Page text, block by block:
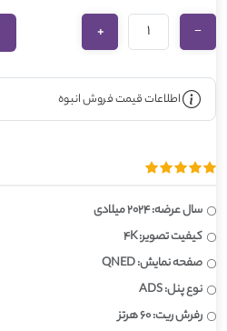
−
+
اطلاعات قیمت فروش انبوه
سال عرضه: 2024 میلادی
کیفیت تصویر: 4K
صفحه نمایش: QNED
نوع پنل: ADS
رفرش ریت: 60 هرتز